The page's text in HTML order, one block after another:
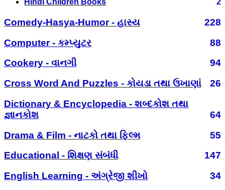
Comedy-Hasya-Humor - હાસ્ય
228
Computer - કમ્પ્યુટર
88
Cookery - વાનગી
94
Cross Word And Puzzles - કોયડા તથા ઉખાણાં
26
Dictionary & Encyclopedia - શબ્દકોશ તથા
જ્ઞાનકોશ
64
Drama & Film - નાટકો તથા ફિલ્મ
55
Educational - શિક્ષણ સંબંધી
147
English Learning - અંગ્રેજી શીખો
34